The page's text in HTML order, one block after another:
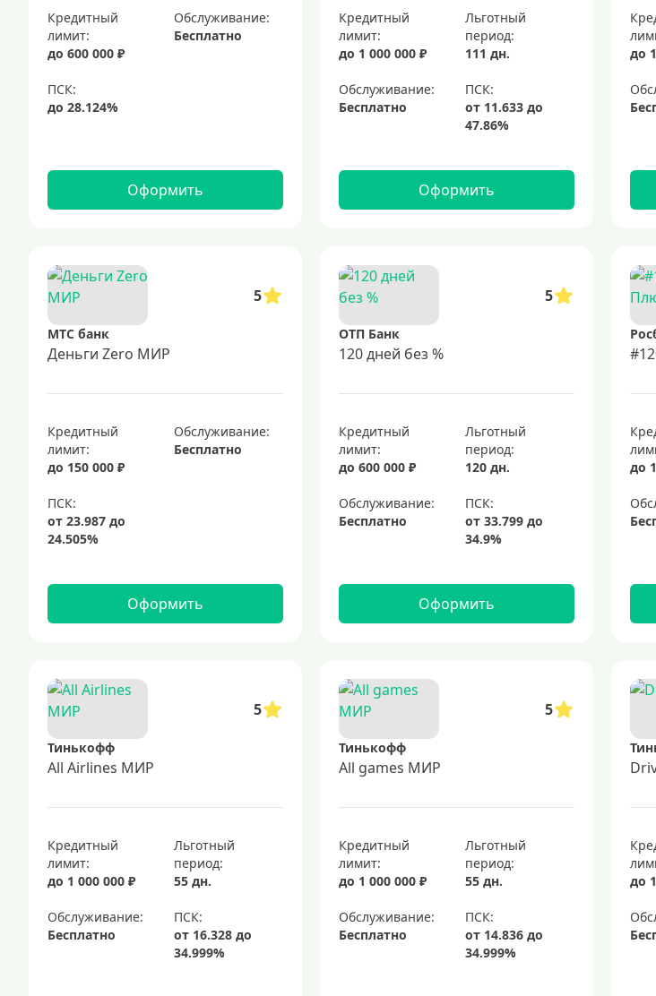
Кредитный
лимит:
до 600 000 ₽
Обслуживание:
Бесплатно
Оформить
Кредитный
лимит:
до 1 000 000 ₽
Льготный
период:
111 дн.
Обслуживание:
Бесплатно
Оформить
до
5
МТС банк
Деньги Zero МИР
Кредитный
лимит:
до 150 000 ₽
Обслуживание:
Бесплатно
Оформить
5
ОТП Банк
120 дней без %
Кредитный
лимит:
до 600 000 ₽
Льготный
период:
120 дн.
Обслуживание:
Бесплатно
Оформить
до
5
Тинькофф
All Airlines МИР
Кредитный
лимит:
до 1 000 000 ₽
Льготный
период:
55 дн.
Обслуживание:
Бесплатно
5
Тинькофф
All games МИР
Кредитный
лимит:
до 1 000 000 ₽
Льготный
период:
55 дн.
Обслуживание:
Бесплатно
до